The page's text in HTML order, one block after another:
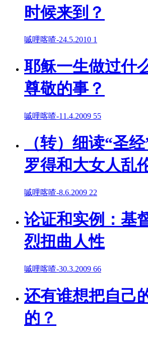
时候来到？
嘁哩喀喳-24.5.2010 1
耶稣一生做过什
尊敬的事？
嘁哩喀喳-11.4.2009 55
（转）细读“圣
罗得和大女人乱
嘁哩喀喳-8.6.2009 22
论证和实例：基
烈扭曲人性
嘁哩喀喳-30.3.2009 66
还有谁想把自己
的？